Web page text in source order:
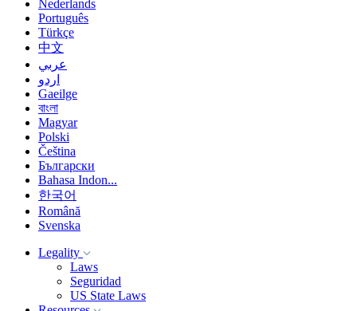
Nederlands
Português
Türkçe
中文
عربي
اردو
Gaeilge
বাংলা
Magyar
Polski
Čeština
Български
Bahasa Indon...
한국어
Română
Svenska
Legality
Laws
Seguridad
US State Laws